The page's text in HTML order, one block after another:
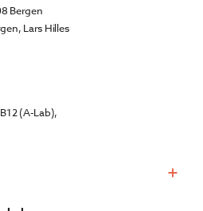
Bergen
Lars Hilles
(A-Lab),